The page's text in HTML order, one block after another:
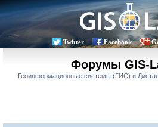
Twitter Facebook
Форумы GIS-
Геоинформационные системы (ГИС) и